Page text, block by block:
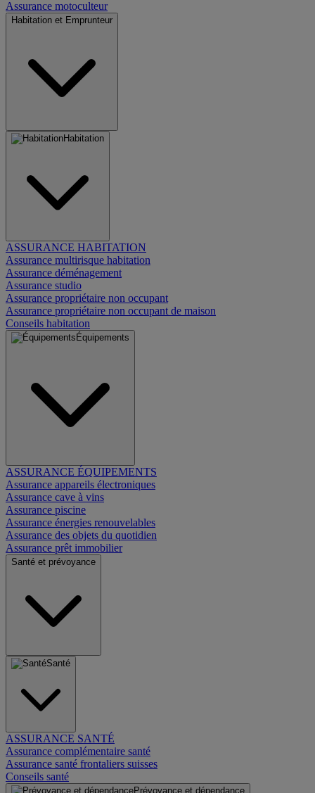
Assurance motoculteur
Habitation et Emprunteur
Habitation
ASSURANCE HABITATION
Assurance multirisque habitation
Assurance déménagement
Assurance studio
Assurance propriétaire non occupant
Assurance propriétaire non occupant de maison
Conseils habitation
Équipements
ASSURANCE ÉQUIPEMENTS
Assurance appareils électroniques
Assurance cave à vins
Assurance piscine
Assurance énergies renouvelables
Assurance des objets du quotidien
Assurance prêt immobilier
Santé et prévoyance
Santé
ASSURANCE SANTÉ
Assurance complémentaire santé
Assurance santé frontaliers suisses
Conseils santé
Prévoyance et dépendance